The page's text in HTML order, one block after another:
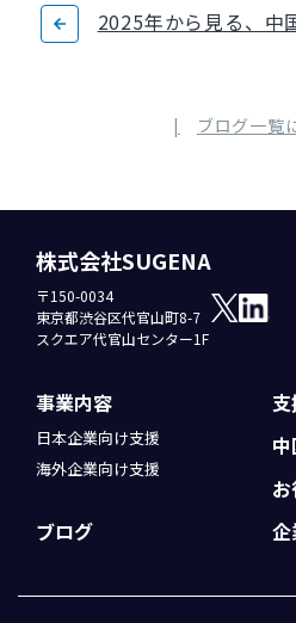
2025年から見る、中
ブログ一覧
株式会社SUGENA
〒150-0034
東京都渋谷区代官山町8-7
スクエア代官山センター1F
事業内容
日本企業向け支援
海外企業向け支援
ブログ